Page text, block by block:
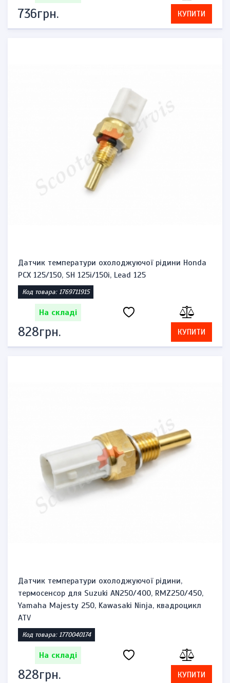
736грн. КУПИТИ
Датчик температури охолоджуючої рідини Honda
PCX 125/150, SH 125i/150i, Lead 125
Код товара: 1769711915
На складі
828грн. КУПИТИ
Датчик температури охолоджуючої рідини,
термосенсор для Suzuki AN250/400, RMZ250/450,
Yamaha Majesty 250, Kawasaki Ninja, квадроцикл
ATV
Код товара: 1770040174
На складі
828грн. КУПИТИ